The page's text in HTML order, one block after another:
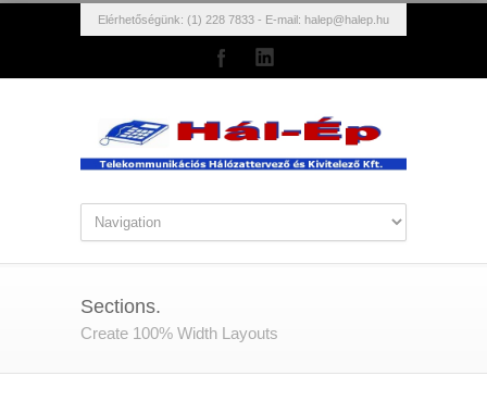
Elérhetőségünk: (1) 228 7833 - E-mail: halep@halep.hu
Sections.
Create 100% Width Layouts